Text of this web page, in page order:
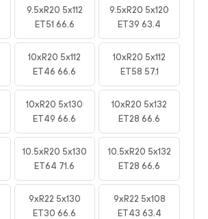
9.5xR20 5x112
ET51 66.6
9.5xR20 5x120
ET39 63.4
10xR20 5x112
ET46 66.6
10xR20 5x112
ET58 57.1
10xR20 5x130
ET49 66.6
10xR20 5x132
ET28 66.6
10.5xR20 5x130
ET64 71.6
10.5xR20 5x132
ET28 66.6
9xR22 5x130
ET30 66.6
9xR22 5x108
ET43 63.4